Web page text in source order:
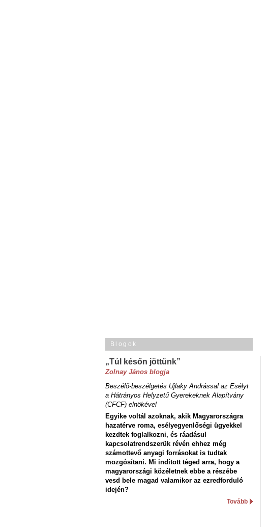
Blogok
„Túl későn jöttünk”
Zolnay János blogja
Beszélő-beszélgetés Ujlaky Andrással az Esélyt
a Hátrányos Helyzetű Gyerekeknek Alapítvány
(CFCF) elnökével
Egyike voltál azoknak, akik Magyarországra
hazatérve roma, esélyegyenlőségi ügyekkel
kezdtek foglalkozni, és ráadásul
kapcsolatrendszerük révén ehhez még
számottevő anyagi forrásokat is tudtak
mozgósítani. Mi indított téged arra, hogy a
magyarországi közéletnek ebbe a részébe
vesd bele magad valamikor az ezredforduló
idején?
Tovább